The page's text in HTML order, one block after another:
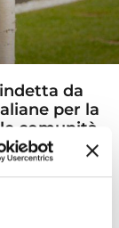
da
per la
comunità
da una